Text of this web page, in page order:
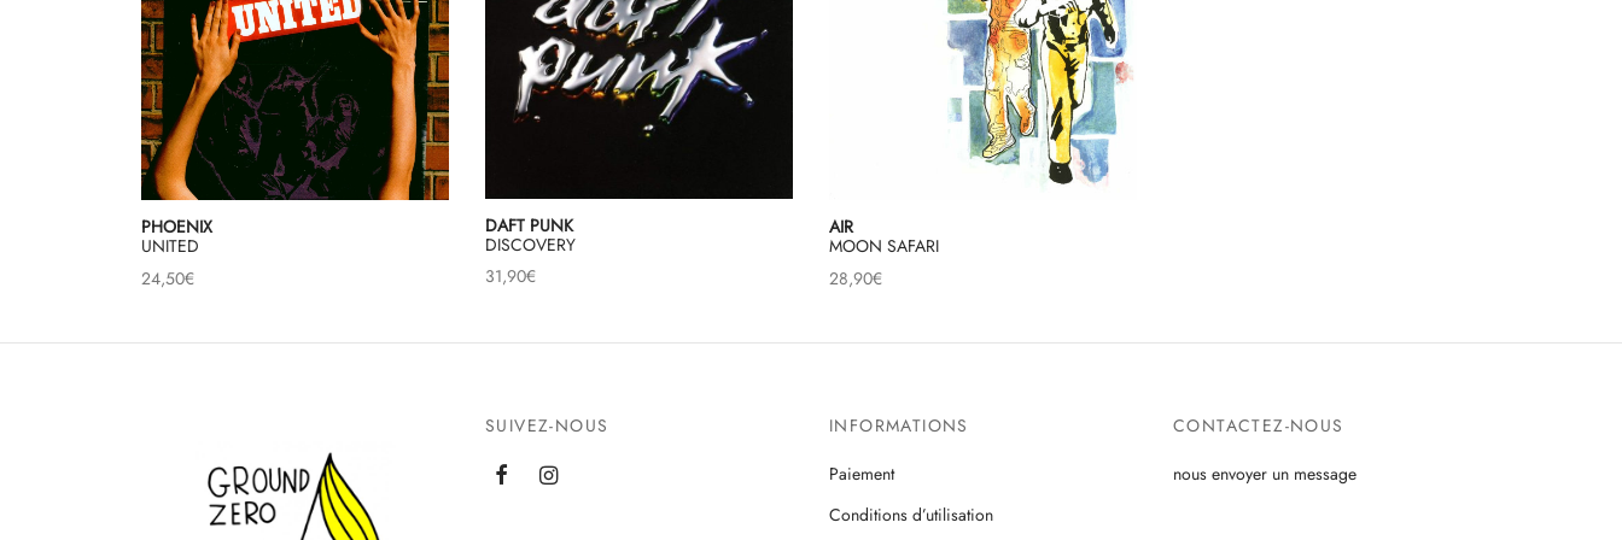
PHOENIX
UNITED
24,50€
DAFT PUNK
DISCOVERY
31,90€
AIR
MOON SAFARI
28,90€
SUIVEZ-NOUS INFORMATIONS
Paiement
Conditions d’utilisation
CONTACTEZ-NOUS
nous envoyer un message